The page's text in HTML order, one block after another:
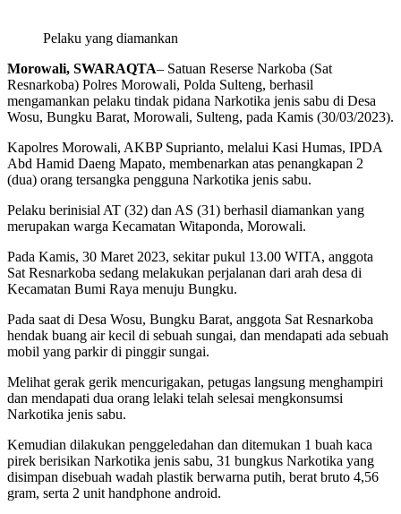
Pelaku yang diamankan
Morowali, SWARAQTA– Satuan Reserse Narkoba (Sat
Resnarkoba) Polres Morowali, Polda Sulteng, berhasil
mengamankan pelaku tindak pidana Narkotika jenis sabu di Desa
Wosu, Bungku Barat, Morowali, Sulteng, pada Kamis (30/03/2023).
Kapolres Morowali, AKBP Suprianto, melalui Kasi Humas, IPDA
Abd Hamid Daeng Mapato, membenarkan atas penangkapan 2
(dua) orang tersangka pengguna Narkotika jenis sabu.
Pelaku berinisial AT (32) dan AS (31) berhasil diamankan yang
merupakan warga Kecamatan Witaponda, Morowali.
Pada Kamis, 30 Maret 2023, sekitar pukul 13.00 WITA, anggota
Sat Resnarkoba sedang melakukan perjalanan dari arah desa di
Kecamatan Bumi Raya menuju Bungku.
Pada saat di Desa Wosu, Bungku Barat, anggota Sat Resnarkoba
hendak buang air kecil di sebuah sungai, dan mendapati ada sebuah
mobil yang parkir di pinggir sungai.
Melihat gerak gerik mencurigakan, petugas langsung menghampiri
dan mendapati dua orang lelaki telah selesai mengkonsumsi
Narkotika jenis sabu.
Kemudian dilakukan penggeledahan dan ditemukan 1 buah kaca
pirek berisikan Narkotika jenis sabu, 31 bungkus Narkotika yang
disimpan disebuah wadah plastik berwarna putih, berat bruto 4,56
gram, serta 2 unit handphone android.